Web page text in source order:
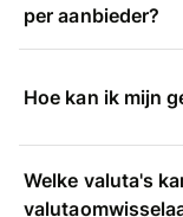
per aanbieder?
Hoe kan ik mijn
Welke valuta's